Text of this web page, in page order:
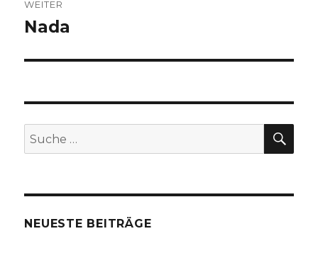
WEITER
Nächster
Nada
Suche
nach:
NEUESTE BEITRÄGE